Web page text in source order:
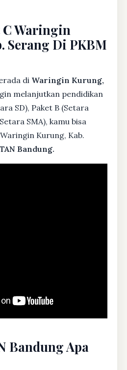
Waringin
Serang Di PKBM
di Waringin Kurung,
melanjutkan pendidikan
SD), Paket B (Setara
SMA), kamu bisa
Kurung, Kab.
Bandung.
Bandung Apa